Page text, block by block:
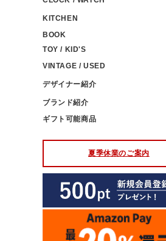
KITCHEN
BOOK
TOY / KID'S
VINTAGE / USED
デザイナー紹介
ブランド紹介
ギフト可能商品
夏季休業のご案内